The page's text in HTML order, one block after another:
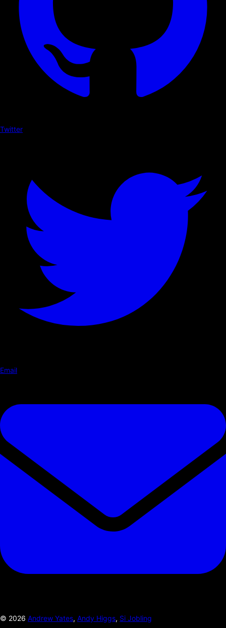
Twitter
Email
© 2026 Andrew Yates, Andy Higgs, Si Jobling